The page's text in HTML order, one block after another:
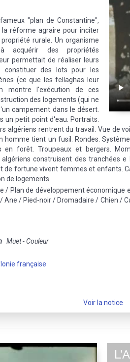
"plan de Constantine",
réforme agraire pour inciter
rurale. Un organisme
acquérir des propriétés
permettait de réaliser leurs
constituer des lots pour les
(ce que les fellaghas leur
montre l'exécution de ces
des logements (qui ne
campement dans le désert.
un petit point d'eau. Portraits.
algériens rentrent du travail. Vue de
homme tient un fusil. Rondes.
en forêt. Troupeaux et bergers.
construisent des tranchées
de fortune vivent femmes et enfants.
de logements.
/ Plan de développement économique
Ane / Pied-noir / Dromadaire / Chien /
Muet - Couleur
française
Voir la notice